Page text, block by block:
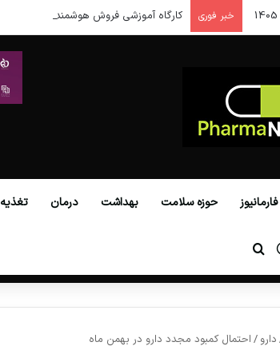
خبر فوری کارگاه آموزشی فروش هوشمند در عصر نوین
حوزه سلامت بهداشت درمان تغذیه
تغییر پوسته
دارو / احتمال کمبود مجدد دارو در بهمن ماه